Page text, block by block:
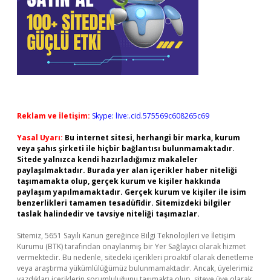
Reklam ve İletişim: Skype: live:.cid.575569c608265c69
Yasal Uyarı: Bu internet sitesi, herhangi bir marka, kurum
veya şahıs şirketi ile hiçbir bağlantısı bulunmamaktadır.
Sitede yalnızca kendi hazırladığımız makaleler
paylaşılmaktadır. Burada yer alan içerikler haber niteliği
taşımamakta olup, gerçek kurum ve kişiler hakkında
paylaşım yapılmamaktadır. Gerçek kurum ve kişiler ile isim
benzerlikleri tamamen tesadüfidir. Sitemizdeki bilgiler
taslak halindedir ve tavsiye niteliği taşımazlar.
Sitemiz, 5651 Sayılı Kanun gereğince Bilgi Teknolojileri ve İletişim
Kurumu (BTK) tarafından onaylanmış bir Yer Sağlayıcı olarak hizmet
vermektedir. Bu nedenle, sitedeki içerikleri proaktif olarak denetleme
veya araştırma yükümlülüğümüz bulunmamaktadır. Ancak, üyelerimiz